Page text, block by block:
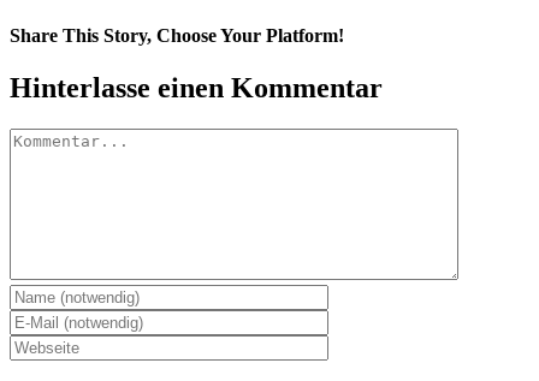
Share This Story, Choose Your Platform!
Facebook
Twitter
Pinterest
Vk
E-
Mail
Hinterlasse einen Kommentar
Kommentar